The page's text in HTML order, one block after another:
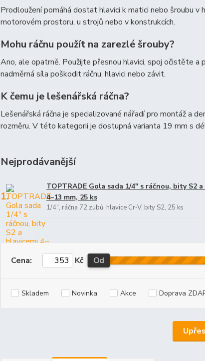
Prodloužení pomáhá dostat hlavici k matici nebo šroubu
motorovém prostoru, u strojů nebo v konstrukcích.
Mohu ráčnu použít na zarezlé šrouby?
Ano, ale opatrně. Použijte přesnou hlavici, spoj očistěte
nadměrná síla poškodit ráčnu, hlavici nebo závit.
K čemu je lešenářská ráčna?
Lešenářská ráčna je specializované nářadí pro montáž a
rozměru. V této kategorii je dostupná varianta 19 mm s
Nejprodávanější
1.
TOPTRADE Gola sada 1/4″ s ráčnou, bity S2
4–13 mm, 25 ks
1/4″, ráčna 72 zubů, hlavice Cr‑V, bity S2, 25 ks
Cena: Kč Od
Skladem Novinka Akce Doprava